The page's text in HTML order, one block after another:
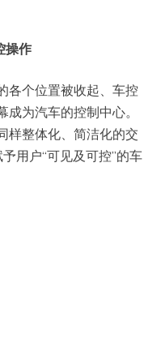
操作
各个位置被收起、车控
为汽车的控制中心。
样整体化、简洁化的交
用户“可见及可控”的车